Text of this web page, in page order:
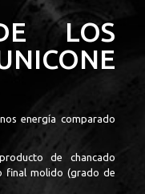
LOS
energía comparado
de chancado
final molido (grado de